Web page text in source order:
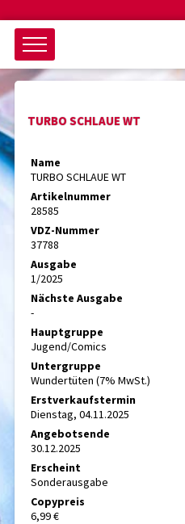
Objektsuche
als ganzes Wort suchen
nur Titel im Angebot
TURBO SCHLAUE WT
Name
TURBO SCHLAUE WT
Artikelnummer
28585
VDZ-Nummer
37788
Ausgabe
1/2025
Nächste Ausgabe
-
Hauptgruppe
Jugend/Comics
Untergruppe
Wundertüten (7% MwSt.)
Erstverkaufstermin
Dienstag, 04.11.2025
Angebotsende
30.12.2025
Erscheint
Sonderausgabe
Copypreis
6,99 €